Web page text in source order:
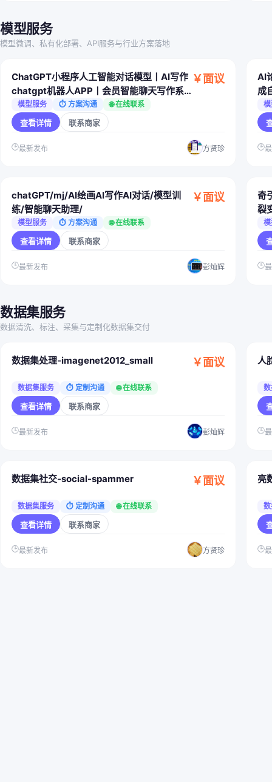
模型服务
模型微调、私有化部署、API服务与行业方案落地
ChatGPT小程序人工智能对话模型丨AI写作
chatgpt机器人APP丨会员智能聊天写作系
统源码
￥面议
模型服务 ⏱ 方案沟通 🌐 在线联系
查看详情 联系商家
🕒最新发布 方贤珍
AI
成
置
🕒
chatGPT/mj/AI绘画AI写作AI对话/模型训
练/智能聊天助理/
￥面议
模型服务 ⏱ 方案沟通 🌐 在线联系
查看详情 联系商家
🕒最新发布 彭灿辉
奇
裂
剪
🕒
数据集服务
数据清洗、标注、采集与定制化数据集交付
数据集处理-imagenet2012_small ￥面议
数据集服务 ⏱ 定制沟通 🌐 在线联系
查看详情 联系商家
🕒最新发布 彭灿辉
人
🕒
数据集社交-social-spammer ￥面议
数据集服务 ⏱ 定制沟通 🌐 在线联系
查看详情 联系商家
🕒最新发布 方贤珍
亮
🕒